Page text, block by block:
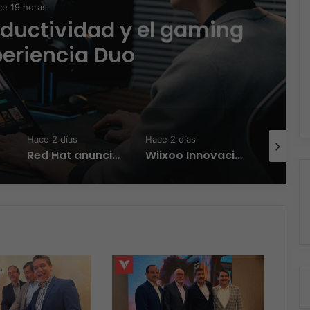
19 horas
y el gaming
Duo
Hace 2 días
Red Hat anuncia a Sinuhé Sánchez como nuevo Chief Architect para el norte de LATAM
Hace 2 días
Wiixoo Innovación, escalabilidad y democratización de la tecnología en México